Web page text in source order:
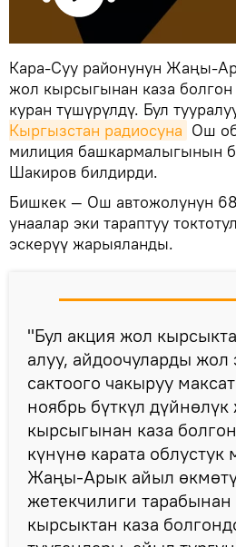
Кара-Суу районунун Жаңы-
жол кырсыгынан каза
куран түшүрүлдү. Бул
Кыргызстан радиосуна Ош
милиция башкармалыгынын
Шакиров билдирди.
Бишкек — Ош автожолунун
унаалар эки тараптуу
эскерүү жарыяланды.
"Бул акция жол
алуу, айдоочуларды
сактоого чакыруу
ноябрь бүткүл
кырсыгынан каза
күнүнө карата
Жаңы-Арык айыл
жетекчилиги
кырсыктан каза